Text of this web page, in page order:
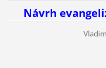
Návrh